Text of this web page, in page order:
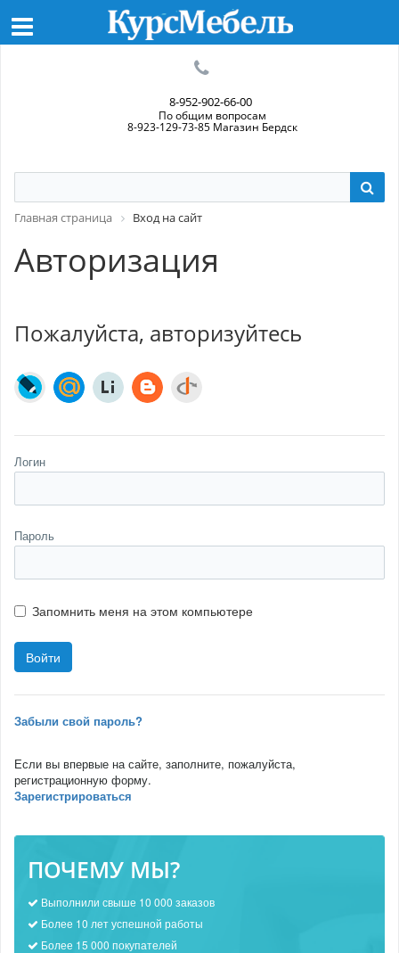
8-952-902-66-00
По общим вопросам
8-923-129-73-85 Магазин Бердск
Главная страница Вход на сайт
Авторизация
Пожалуйста, авторизуйтесь
Логин
Пароль
Запомнить меня на этом компьютере
Забыли свой пароль?
Если вы впервые на сайте, заполните, пожалуйста,
регистрационную форму.
Зарегистрироваться
ПОЧЕМУ МЫ?
Выполнили свыше 10 000 заказов
Более 10 лет успешной работы
Более 15 000 покупателей